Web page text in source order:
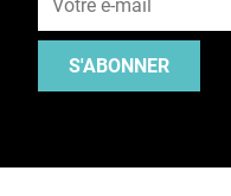
S'ABONNER